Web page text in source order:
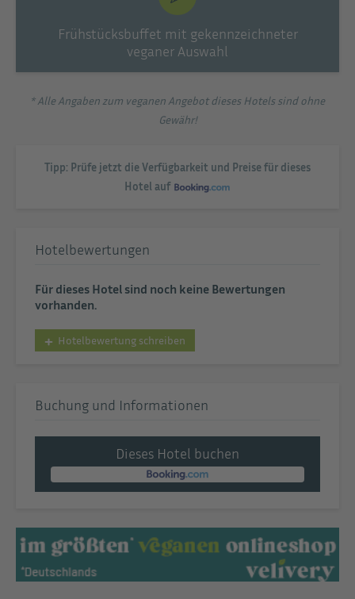
Frühstücksbuffet mit gekennzeichneter
veganer Auswahl
* Alle Angaben zum veganen Angebot dieses Hotels sind ohne
Gewähr!
Tipp: Prüfe jetzt die Verfügbarkeit und Preise für dieses
Hotel auf
Hotelbewertungen
Für dieses Hotel sind noch keine Bewertungen
vorhanden.
Hotelbewertung schreiben
Buchung und Informationen
Dieses Hotel buchen